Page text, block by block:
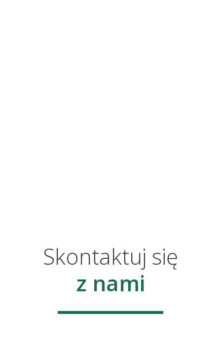
Skontaktuj się
z nami